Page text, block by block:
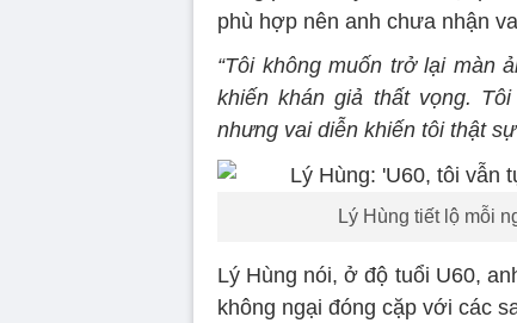
phù hợp nên anh chưa nhận
“Tôi không muốn trở lại màn
khiến khán giả thất vọng.
nhưng vai diễn khiến tôi thật
Lý Hùng tiết lộ mỗi
Lý Hùng nói, ở độ tuổi U60,
không ngại đóng cặp với các